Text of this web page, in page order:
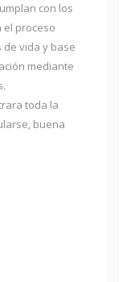
con los
proceso
vida y base
mediante
toda la
buena